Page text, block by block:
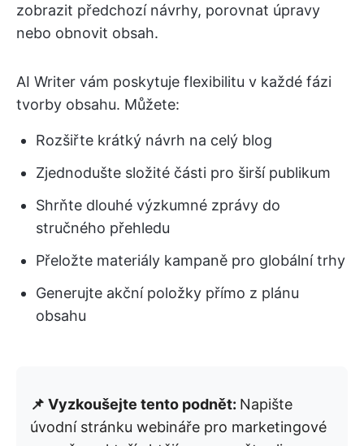
zobrazit předchozí návrhy, porovnat úpravy
nebo obnovit obsah.
AI Writer vám poskytuje flexibilitu v každé fázi
tvorby obsahu. Můžete:
Rozšiřte krátký návrh na celý blog
Zjednodušte složité části pro širší publikum
Shrňte dlouhé výzkumné zprávy do
stručného přehledu
Přeložte materiály kampaně pro globální trhy
Generujte akční položky přímo z plánu
obsahu
📌 Vyzkoušejte tento podnět: Napište
úvodní stránku webináře pro marketingové